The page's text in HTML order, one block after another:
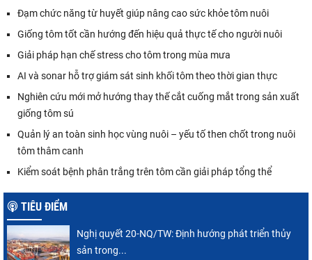
Đạm chức năng từ huyết giúp nâng cao sức khỏe tôm nuôi
Giống tôm tốt cần hướng đến hiệu quả thực tế cho người nuôi
Giải pháp hạn chế stress cho tôm trong mùa mưa
AI và sonar hỗ trợ giám sát sinh khối tôm theo thời gian thực
Nghiên cứu mới mở hướng thay thế cắt cuống mắt trong sản xuất
giống tôm sú
Quản lý an toàn sinh học vùng nuôi – yếu tố then chốt trong nuôi
tôm thâm canh
Kiểm soát bệnh phân trắng trên tôm cần giải pháp tổng thể
TIÊU ĐIỂM
Nghị quyết 20-NQ/TW: Định hướng phát triển thủy
sản trong...